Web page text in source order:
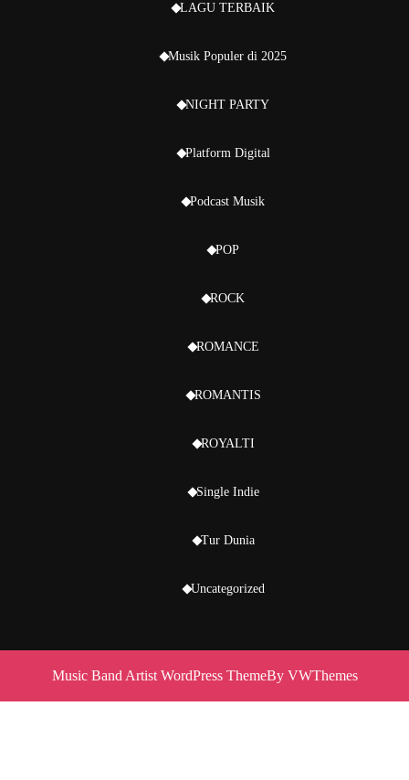
LAGU TERBAIK
Musik Populer di 2025
NIGHT PARTY
Platform Digital
Podcast Musik
POP
ROCK
ROMANCE
ROMANTIS
ROYALTI
Single Indie
Tur Dunia
Uncategorized
Music Band Artist WordPress ThemeBy VWThemes